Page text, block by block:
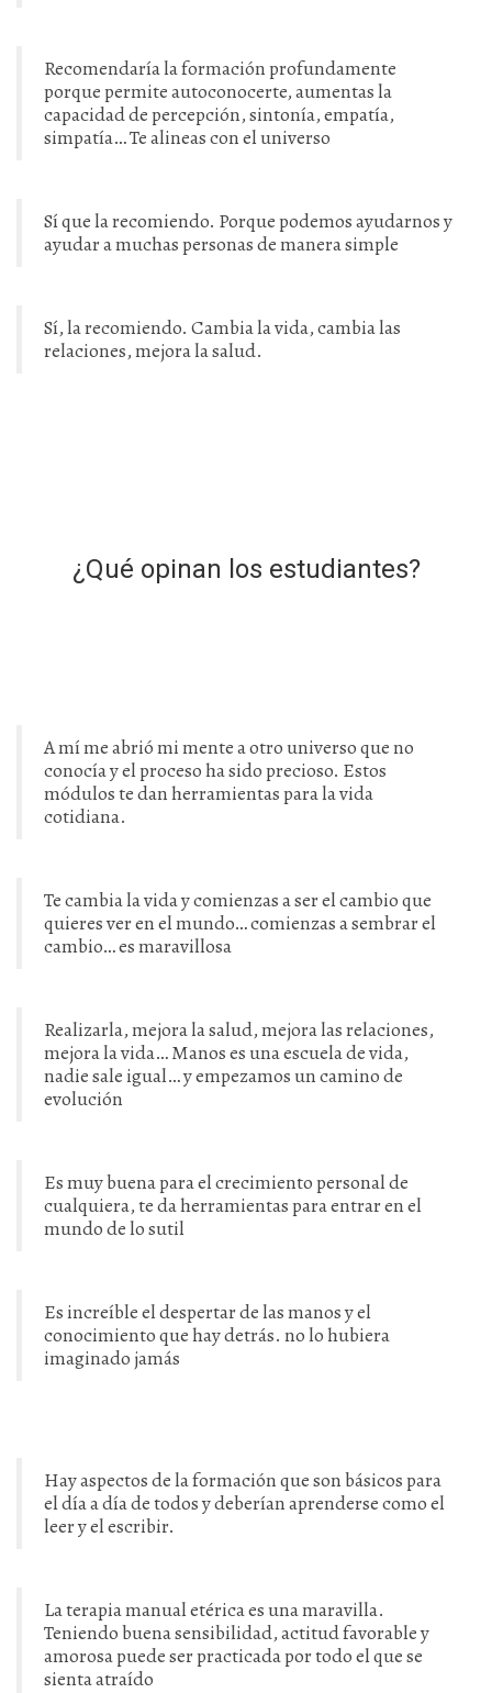
Recomendaría la formación profundamente
porque permite autoconocerte, aumentas la
capacidad de percepción, sintonía, empatía,
simpatía… Te alineas con el universo
Sí que la recomiendo. Porque podemos ayudarnos y
ayudar a muchas personas de manera simple
Sí, la recomiendo. Cambia la vida, cambia las
relaciones, mejora la salud.
¿Qué opinan los estudiantes?
A mí me abrió mi mente a otro universo que no
conocía y el proceso ha sido precioso. Estos
módulos te dan herramientas para la vida
cotidiana.
Te cambia la vida y comienzas a ser el cambio que
quieres ver en el mundo… comienzas a sembrar el
cambio… es maravillosa
Realizarla, mejora la salud, mejora las relaciones,
mejora la vida… Manos es una escuela de vida,
nadie sale igual… y empezamos un camino de
evolución
Es muy buena para el crecimiento personal de
cualquiera, te da herramientas para entrar en el
mundo de lo sutil
Es increíble el despertar de las manos y el
conocimiento que hay detrás. no lo hubiera
imaginado jamás
Hay aspectos de la formación que son básicos para
el día a día de todos y deberían aprenderse como el
leer y el escribir.
La terapia manual etérica es una maravilla.
Teniendo buena sensibilidad, actitud favorable y
amorosa puede ser practicada por todo el que se
sienta atraído